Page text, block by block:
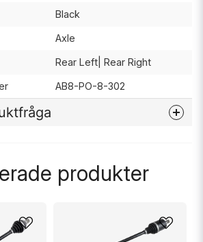
Black
Axle
Rear Left| Rear Right
AB8-PO-8-302
produkter